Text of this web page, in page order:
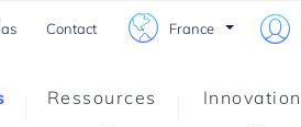
Contact France
Ressources Innovation